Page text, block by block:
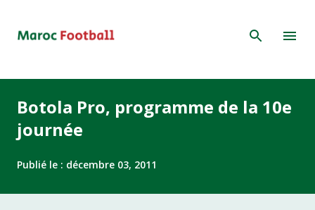
Botola Pro, programme de la 10e
journée
Publié le : décembre 03, 2011